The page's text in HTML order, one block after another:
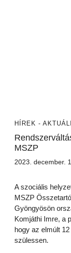
HÍREK -
MSZP
2023. december.
A szociális
MSZP
Gyöngyösön
Komjáthi Imre, a
hogy az elmúlt
szülessen.